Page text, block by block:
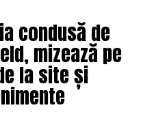
condusă de
mizează pe
la site și